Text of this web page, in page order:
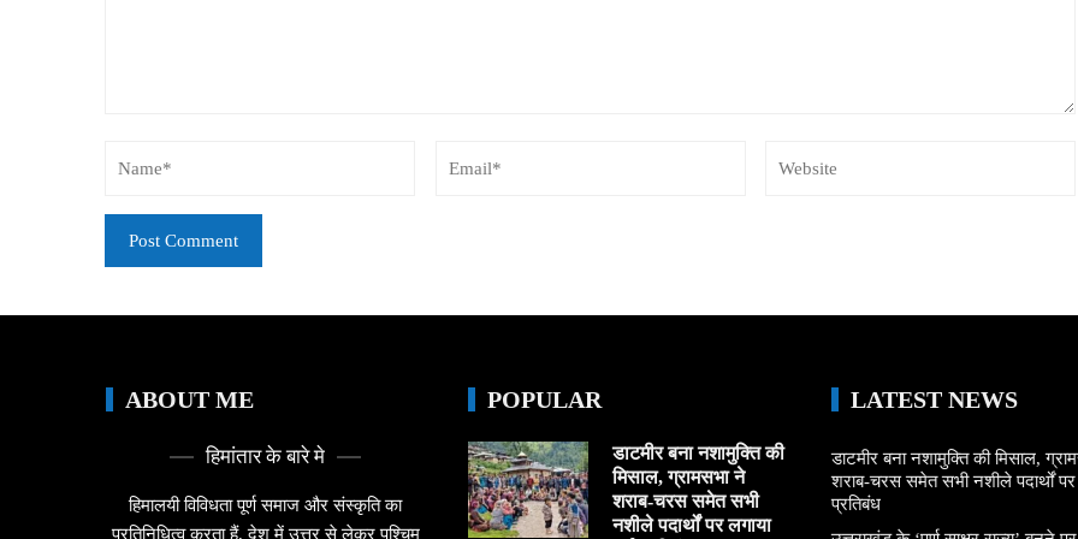
ABOUT ME
हिमांतार के बारे मे
हिमालयी विविधता पूर्ण समाज और संस्कृति का
प्रतिनिधित्व करता हैं, देश में उत्तर से लेकर पश्चिम
POPULAR
डाटमीर बना नशामुक्ति की
मिसाल, ग्रामसभा ने
शराब-चरस समेत सभी
नशीले पदार्थों पर लगाया
LATEST NEWS
डाटमीर बना नशामुक्ति की मिसाल,
शराब-चरस समेत सभी नशीले पदार्थों पर
प्रतिबंध